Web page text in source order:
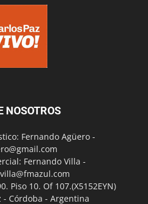
NOSOTROS
Fernando Agüero -
Fernando Villa -
Piso 10. Of 107.(X5152EYN)
- Córdoba - Argentina